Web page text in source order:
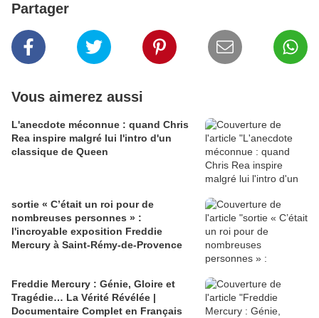
Partager
Vous aimerez aussi
L'anecdote méconnue : quand Chris
Rea inspire malgré lui l'intro d'un
classique de Queen
sortie « C’était un roi pour de
nombreuses personnes » :
l'incroyable exposition Freddie
Mercury à Saint-Rémy-de-Provence
Freddie Mercury : Génie, Gloire et
Tragédie… La Vérité Révélée |
Documentaire Complet en Français